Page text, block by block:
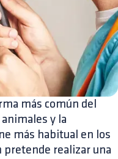
más común del
y la
más habitual en los
realizar una